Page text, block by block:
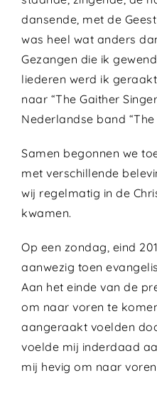
dansende, met de
was heel wat anders
Gezangen die ik
liederen werd ik
naar “The Gaither
Nederlandse band
Samen begonnen we
met verschillende
wij regelmatig in de
kwamen.
Op een zondag, eind
aanwezig toen
Aan het einde van de
om naar voren te
aangeraakt voelden
voelde mij inderdaad
mij hevig om naar